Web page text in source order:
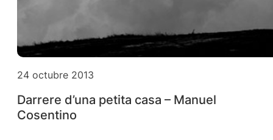
24 octubre 2013
Darrere d’una petita casa – Manuel
Cosentino